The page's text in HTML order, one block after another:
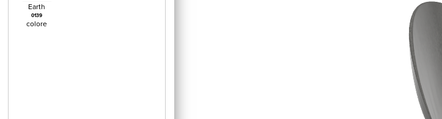
Earth
0139
colore